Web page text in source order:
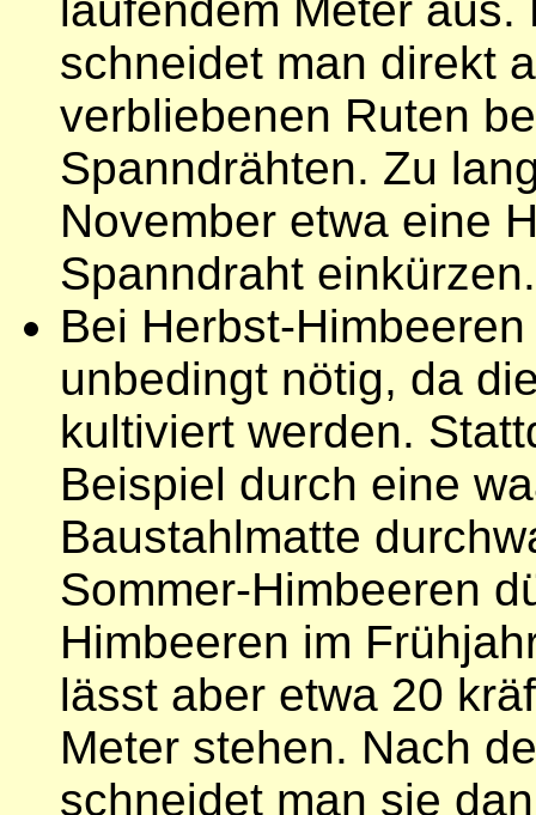
schneidet man direkt
verbliebenen Ruten
Spanndrähten. Zu
November etwa eine
Spanndraht einkürzen.
Bei Herbst-
unbedingt nötig, da
kultiviert werden.
Beispiel durch eine
Baustahlmatte
Sommer-Himbeeren
Himbeeren im
lässt aber etwa 20
Meter stehen. Nach
schneidet man sie